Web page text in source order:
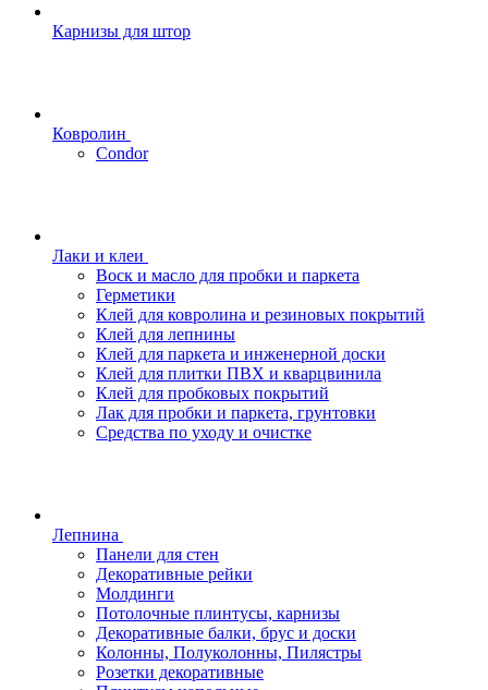
Карнизы для штор
Ковролин
Condor
Лаки и клеи
Воск и масло для пробки и паркета
Герметики
Клей для ковролина и резиновых покрытий
Клей для лепнины
Клей для паркета и инженерной доски
Клей для плитки ПВХ и кварцвинила
Клей для пробковых покрытий
Лак для пробки и паркета, грунтовки
Средства по уходу и очистке
Лепнина
Панели для стен
Декоративные рейки
Молдинги
Потолочные плинтусы, карнизы
Декоративные балки, брус и доски
Колонны, Полуколонны, Пилястры
Розетки декоративные